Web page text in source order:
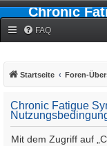
Chronic
FAQ
Startseite Foren-
Chronic Fatigue
Mit dem Zugriff auf